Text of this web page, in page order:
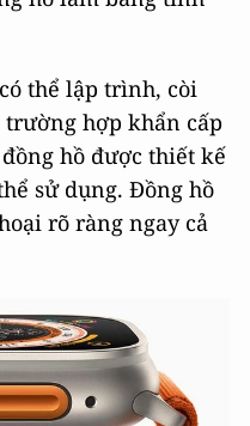
thể lập trình, còi
hợp khẩn cấp
hồ được thiết kế
sử dụng. Đồng hồ
rõ ràng ngay cả